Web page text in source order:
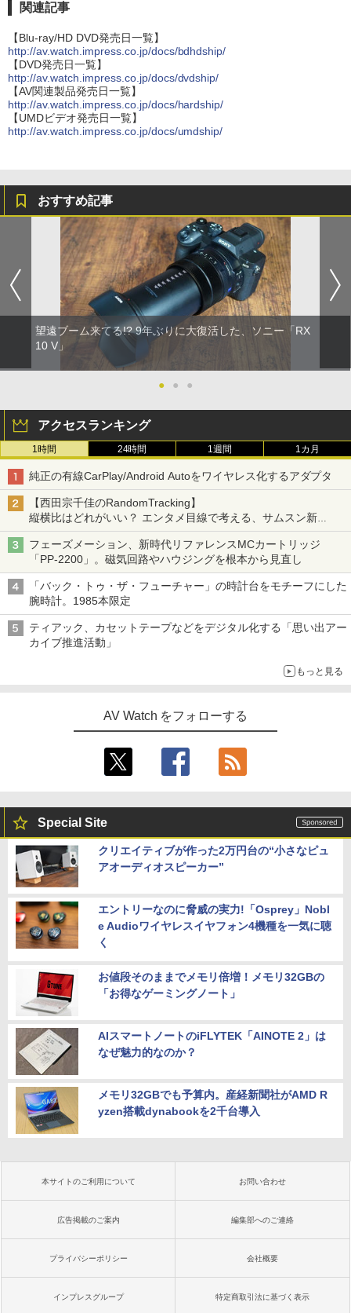
関連記事
【Blu-ray/HD DVD発売日一覧】
http://av.watch.impress.co.jp/docs/bdhdship/
【DVD発売日一覧】
http://av.watch.impress.co.jp/docs/dvdship/
【AV関連製品発売日一覧】
http://av.watch.impress.co.jp/docs/hardship/
【UMDビデオ発売日一覧】
http://av.watch.impress.co.jp/docs/umdship/
おすすめ記事
望遠ブーム来てる!? 9年ぶりに大復活した、ソニー「RX
10 V」
● ● ●
アクセスランキング
1時間 24時間 1週間 1カ月
純正の有線CarPlay/Android Autoをワイヤレス化するアダプタ
【西田宗千佳のRandomTracking】
縦横比はどれがいい？ エンタメ目線で考える、サムスン新
「Galaxy Z Fold」
フェーズメーション、新時代リファレンスMCカートリッジ
「PP-2200」。磁気回路やハウジングを根本から見直し
「バック・トゥ・ザ・フューチャー」の時計台をモチーフにした
腕時計。1985本限定
ティアック、カセットテープなどをデジタル化する「思い出アー
カイブ推進活動」
もっと見る
AV Watch をフォローする
Special Site
クリエイティブが作った2万円台の“小さなピュ
アオーディオスピーカー”
エントリーなのに脅威の実力!「Osprey」Nobl
e Audioワイヤレスイヤフォン4機種を一気に聴
く
お値段そのままでメモリ倍増！メモリ32GBの
「お得なゲーミングノート」
AIスマートノートのiFLYTEK「AINOTE 2」は
なぜ魅力的なのか？
メモリ32GBでも予算内。産経新聞社がAMD R
yzen搭載dynabookを2千台導入
本サイトのご利用について お問い合わせ
広告掲載のご案内 編集部へのご連絡
プライバシーポリシー 会社概要
インプレスグループ 特定商取引法に基づく表示